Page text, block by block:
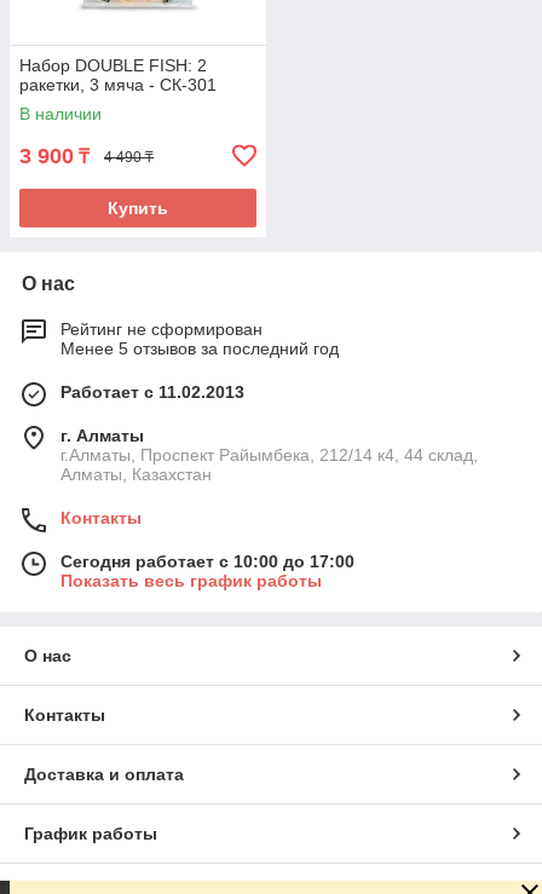
Набор DOUBLE FISH: 2
ракетки, 3 мяча - СК-301
В наличии
3 900 ₸ 4 490 ₸
Купить
О нас
Рейтинг не сформирован
Менее 5 отзывов за последний год
Работает с 11.02.2013
г. Алматы
г.Алматы, Проспект Райымбека, 212/14 к4, 44 склад,
Алматы, Казахстан
Контакты
Сегодня работает с 10:00 до 17:00
Показать весь график работы
О нас
Контакты
Доставка и оплата
График работы